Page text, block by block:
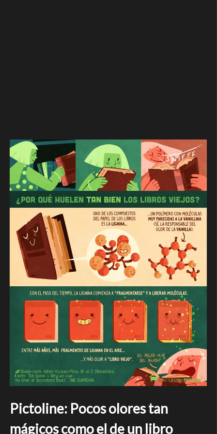
Pictoline: Pocos olores tan
mágicos como el de un libro